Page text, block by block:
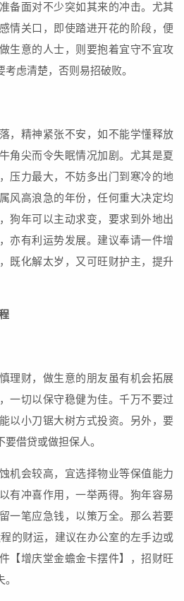
备面对不少突如其来的冲击。尤其
情关口，即使踏进开花的阶段，便
生意的人士，则要抱着宜守不宜攻
虑清楚，否则易招破败。
，精神紧张不安，如不能学懂释放
角尖而令失眠情况加剧。尤其是夏
压力最大，不妨多出门到寒冷的地
风高浪急的年份，任何重大决定均
狗年可以主动求变，要求到外地出
亦有利运势发展。建议奉请一件增
既化解太岁，又可旺财护主，提升
理财，做生意的朋友虽有机会拓展
一切以保守稳健为佳。千万不要过
以小刀锯大树方式投资。另外，要
借贷或做担保人。
机会较高，宜选择物业等保值能力
有冲喜作用，一举两得。狗年容易
一笔应急钱，以策万全。那么若要
的财运，建议在办公室的左手边或
【增庆堂金蟾金卡摆件】，招财旺